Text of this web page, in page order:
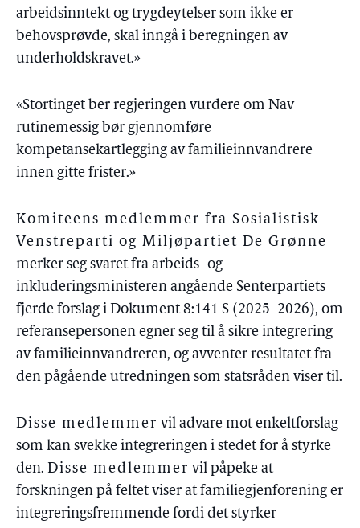
arbeidsinntekt og trygdeytelser som ikke er
behovsprøvde, skal inngå i beregningen av
underholdskravet.»
«Stortinget ber regjeringen vurdere om Nav
rutinemessig bør gjennomføre
kompetansekartlegging av familieinnvandrere
innen gitte frister.»
Komiteens medlemmer fra Sosialistisk
Venstreparti og Miljøpartiet De Grønne
merker seg svaret fra arbeids- og
inkluderingsministeren angående Senterpartiets
fjerde forslag i Dokument 8:141 S (2025–2026), om
referansepersonen egner seg til å sikre integrering
av familieinnvandreren, og avventer resultatet fra
den pågående utredningen som statsråden viser til.
Disse medlemmer vil advare mot enkeltforslag
som kan svekke integreringen i stedet for å styrke
den. Disse medlemmer vil påpeke at
forskningen på feltet viser at familiegjenforening er
integreringsfremmende fordi det styrker